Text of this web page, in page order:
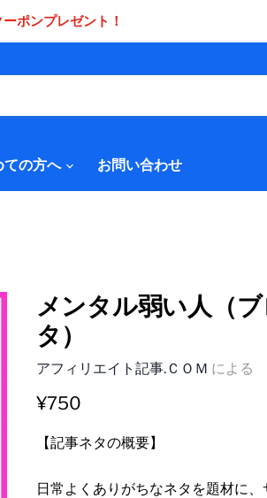
ポンプレゼント！
ての方へ お問い合わせ
メンタル弱い人（
タ）
アフィリエイト記事.ＣＯＭ による
¥750
【記事ネタの概要】
日常よくありがちなネタを題材に